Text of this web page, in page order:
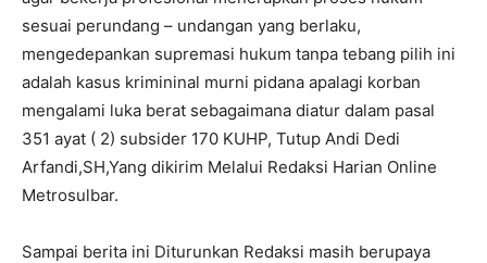
sesuai perundang – undangan yang berlaku,
mengedepankan supremasi hukum tanpa tebang pilih ini
adalah kasus krimininal murni pidana apalagi korban
mengalami luka berat sebagaimana diatur dalam pasal
351 ayat ( 2) subsider 170 KUHP, Tutup Andi Dedi
Arfandi,SH,Yang dikirim Melalui Redaksi Harian Online
Metrosulbar.
Sampai berita ini Diturunkan Redaksi masih berupaya